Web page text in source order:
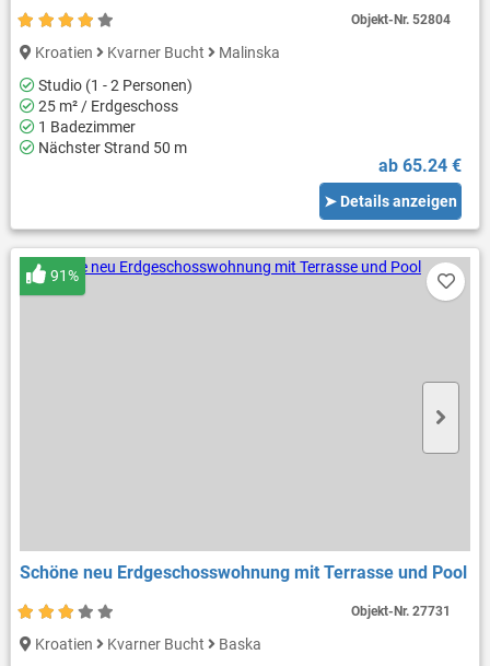
Kroatien Kvarner Bucht
Malinska
Studio (1 - 2 Personen)
25 m² / Erdgeschoss
1 Badezimmer
Nächster Strand 50 m
ab 65.24 €
➤ Details anzeigen
Objekt-Nr.52804
Schöne neu Erdgeschosswohnung mit Terrasse und Pool
91%
Kroatien Kvarner Bucht
Baska
Objekt-Nr.27731